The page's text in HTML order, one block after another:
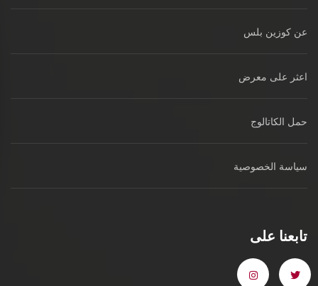
عن كوزين بلس
اعثر على معرض
حمل الكاتالوج
سياسة الخصوصية
تابعنا على